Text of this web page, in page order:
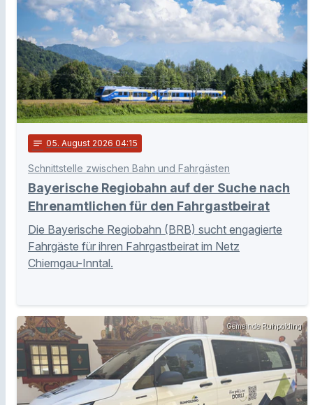
notes 05. August 2026 04:15
Schnittstelle zwischen Bahn und Fahrgästen
Bayerische Regiobahn auf der Suche nach
Ehrenamtlichen für den Fahrgastbeirat
Die Bayerische Regiobahn (BRB) sucht engagierte
Fahrgäste für ihren Fahrgastbeirat im Netz
Chiemgau-Inntal.
Gemeinde Ruhpolding